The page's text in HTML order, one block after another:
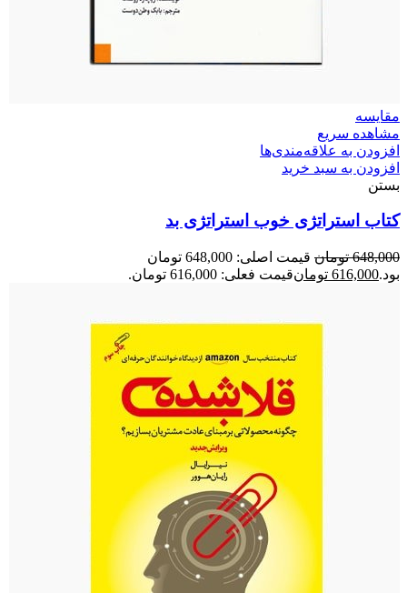
مقایسه
مشاهده سریع
افزودن به علاقه‌مندی‌ها
افزودن به سبد خرید
بستن
کتاب استراتژی خوب استراتژی بد
648,000 تومان
قیمت اصلی: 648,000 تومان
بود.616,000 تومانقیمت فعلی: 616,000 تومان.